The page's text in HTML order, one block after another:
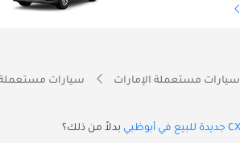
سيارات مستعملة الإمارات سيارات
بدلاً من ذلك؟